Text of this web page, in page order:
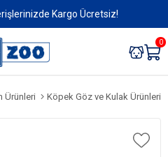
Kargo Ücretsiz!
0
Ürünleri Köpek Göz ve Kulak Ürünleri